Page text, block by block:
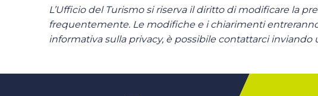
L’Ufficio del Turismo si riserva il diritto di modificare la
frequentemente. Le modifiche e i chiarimenti
informativa sulla privacy, è possibile contattarci inviando